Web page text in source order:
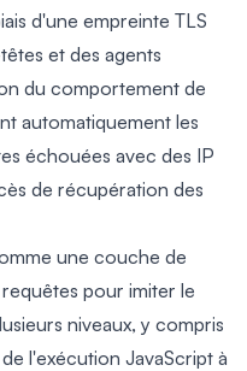
d'une empreinte TLS
et des agents
du comportement de
automatiquement les
échouées avec des IP
de récupération des
une couche de
pour imiter le
niveaux, y compris
l'exécution JavaScript à